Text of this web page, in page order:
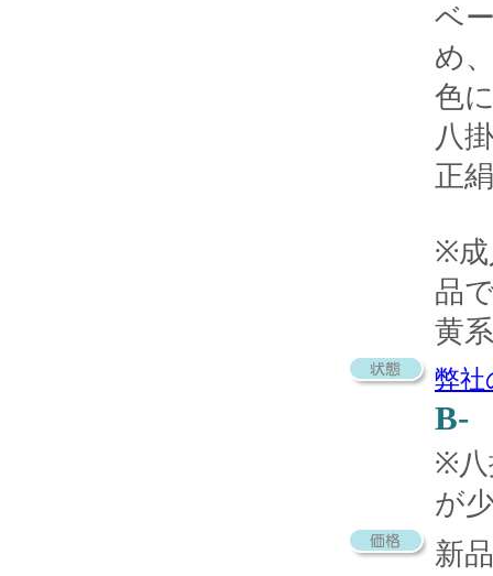
ベ
め
色
八
正
※成
品
黄
弊社
B-
※八
が
新